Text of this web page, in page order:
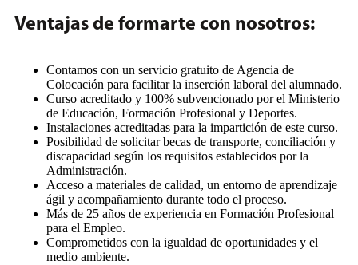
Ventajas de formarte con nosotros:
Contamos con un servicio gratuito de Agencia de
Colocación para facilitar la inserción laboral del alumnado.
Curso acreditado y 100% subvencionado por el Ministerio
de Educación, Formación Profesional y Deportes.
Instalaciones acreditadas para la impartición de este curso.
Posibilidad de solicitar becas de transporte, conciliación y
discapacidad según los requisitos establecidos por la
Administración.
Acceso a materiales de calidad, un entorno de aprendizaje
ágil y acompañamiento durante todo el proceso.
Más de 25 años de experiencia en Formación Profesional
para el Empleo.
Comprometidos con la igualdad de oportunidades y el
medio ambiente.